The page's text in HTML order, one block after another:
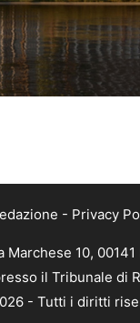
- Privacy
10,
il Tribunale di
- Tutti i diritti